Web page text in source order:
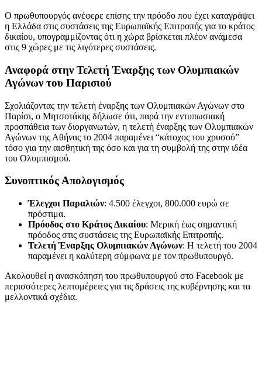
Ο πρωθυπουργός ανέφερε επίσης την πρόοδο που έχει καταγράψει
η Ελλάδα στις συστάσεις της Ευρωπαϊκής Επιτροπής για το κράτος
δικαίου, υπογραμμίζοντας ότι η χώρα βρίσκεται πλέον ανάμεσα
στις 9 χώρες με τις λιγότερες συστάσεις.
Αναφορά στην Τελετή Έναρξης των Ολυμπιακών
Αγώνων του Παρισιού
Σχολιάζοντας την τελετή έναρξης των Ολυμπιακών Αγώνων στο
Παρίσι, ο Μητσοτάκης δήλωσε ότι, παρά την εντυπωσιακή
προσπάθεια των διοργανωτών, η τελετή έναρξης των Ολυμπιακών
Αγώνων της Αθήνας το 2004 παραμένει “κάτοχος του χρυσού”
τόσο για την αισθητική της όσο και για τη συμβολή της στην ιδέα
του Ολυμπισμού.
Συνοπτικός Απολογισμός
Έλεγχοι Παραλιών: 4.500 έλεγχοι, 800.000 ευρώ σε
πρόστιμα.
Πρόοδος στο Κράτος Δικαίου: Μερική έως σημαντική
πρόοδος στις συστάσεις της Ευρωπαϊκής Επιτροπής.
Τελετή Έναρξης Ολυμπιακών Αγώνων: Η τελετή του 2004
παραμένει η καλύτερη σύμφωνα με τον πρωθυπουργό.
Ακολουθεί η ανασκόπηση του πρωθυπουργού στο Facebook με
περισσότερες λεπτομέρειες για τις δράσεις της κυβέρνησης και τα
μελλοντικά σχέδια.